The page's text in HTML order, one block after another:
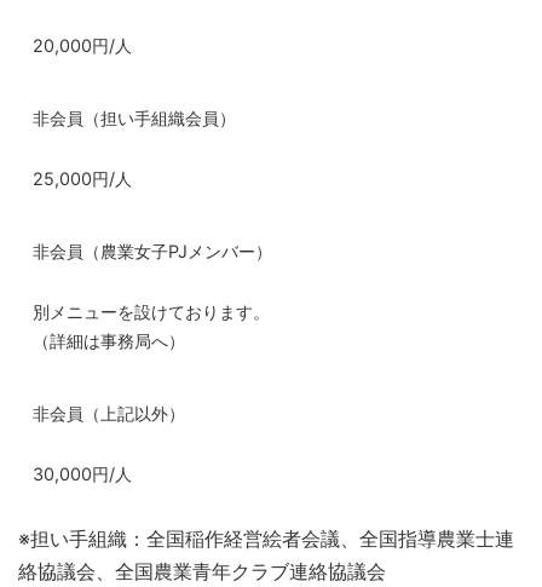
20,000円/人
非会員（担い手組織会員）
25,000円/人
非会員（農業女子PJメンバー）
別メニューを設けております。
（詳細は事務局へ）
非会員（上記以外）
30,000円/人
※担い手組織：全国稲作経営絵者会議、全国指導農業士連
絡協議会、全国農業青年クラブ連絡協議会